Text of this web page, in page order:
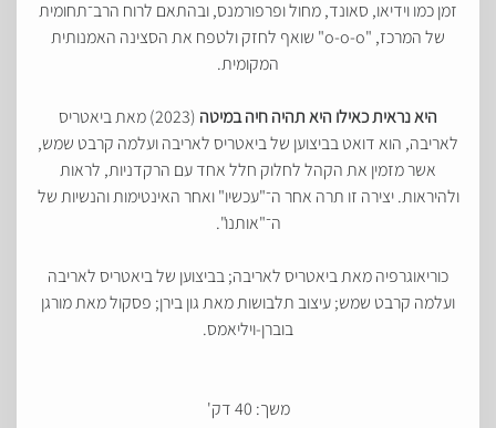
זמן כמו וידיאו, סאונד, מחול ופרפורמנס, ובהתאם לרוח הרב־תחומית
של המרכז, "o-o-o" שואף לחזק ולטפח את הסצינה האמנותית
המקומית.
היא נראית כאילו היא תהיה חיה במיטה
(2023) מאת ביאטריס
לאריבה, הוא דואט בביצוען של ביאטריס לאריבה ועלמה קרבט שמש,
אשר מזמין את הקהל לחלוק חלל אחד עם הרקדניות, לראות
ולהיראות. יצירה זו תרה אחר ה־"עכשיו" ואחר האינטימות והנשיות של
ה־"אותנו".
כוריאוגרפיה מאת ביאטריס לאריבה; בביצוען של ביאטריס לאריבה
ועלמה קרבט שמש; עיצוב תלבושות מאת גון בירן; פסקול מאת מורגן
בוברן-ויליאמס.
משך: 40 דק'